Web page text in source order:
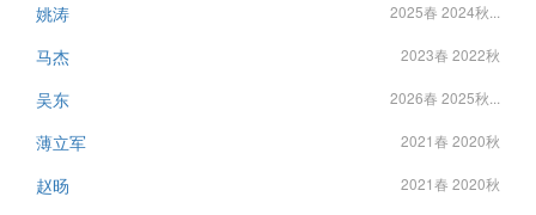
姚涛 2025春 2024秋...
马杰 2023春 2022秋
吴东 2026春 2025秋...
薄立军 2021春 2020秋
赵旸 2021春 2020秋